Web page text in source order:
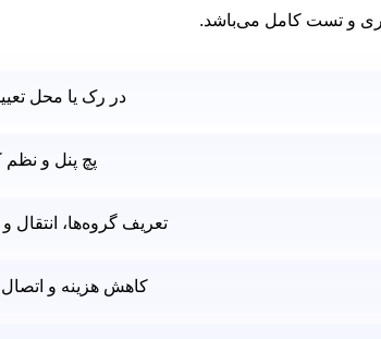
و تست کامل می‌باشد.
در رک یا محل
پچ پنل و نظم
تعریف گروه‌ها، انتقال و
کاهش هزینه و